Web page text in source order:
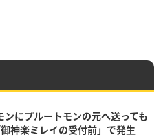
ンにプルートモンの元へ送っても
神楽ミレイの受付前」で発生